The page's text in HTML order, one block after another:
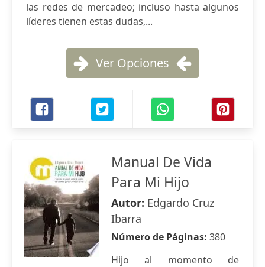
las redes de mercadeo; incluso hasta algunos
líderes tienen estas dudas,...
Ver Opciones
Manual De Vida
Para Mi Hijo
Autor: Edgardo Cruz
Ibarra
Número de Páginas: 380
Hijo al momento de